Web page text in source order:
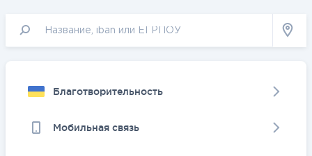
Благотворительность
Мобильная связь